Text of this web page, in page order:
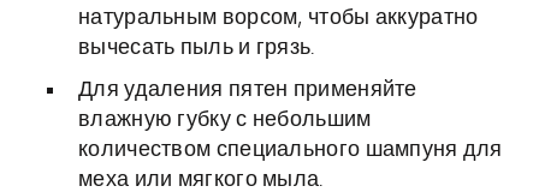
натуральным ворсом, чтобы аккуратно
вычесать пыль и грязь.
Для удаления пятен применяйте
влажную губку с небольшим
количеством специального шампуня для
меха или мягкого мыла.